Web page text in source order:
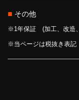
■ その他
※1年保証 (加工、改造
※当ページは税抜き表記